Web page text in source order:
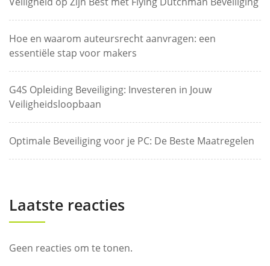
Hoe en waarom auteursrecht aanvragen: een
essentiële stap voor makers
G4S Opleiding Beveiliging: Investeren in Jouw
Veiligheidsloopbaan
Optimale Beveiliging voor je PC: De Beste Maatregelen
Laatste reacties
Geen reacties om te tonen.